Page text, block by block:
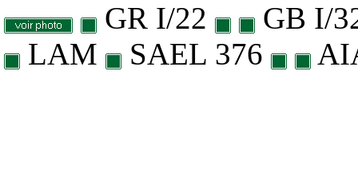
GR I/22
GB I/
LAM
SAEL 376